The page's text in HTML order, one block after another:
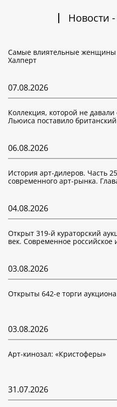
Новости
Самые влиятельные
Халперт
07.08.2026
Коллекция, которой не
Льюиса поставило
06.08.2026
История арт-дилеров. Часть
современного арт-рынка.
04.08.2026
Открыт 319-й кураторский
век. Современное российское
03.08.2026
Открыты 642-е торги
03.08.2026
Арт-кинозал: «Кристоферы»
31.07.2026